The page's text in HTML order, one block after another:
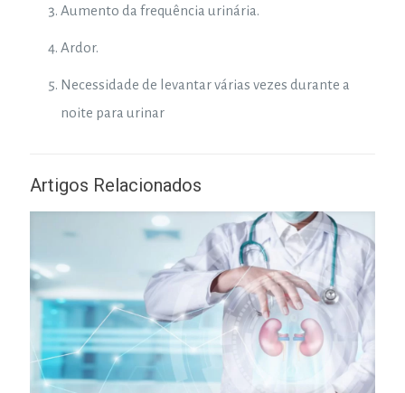
Aumento da frequência urinária.
Ardor.
Necessidade de levantar várias vezes durante a
noite para urinar
Artigos Relacionados